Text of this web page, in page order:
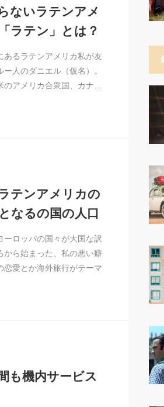
ないラテンアメ
ラテン」とは？
あるラテンアメリカ私が友
人のダニエル（仮名）。
のアメリカ合衆国、カナ…
テンアメリカの
なるの国の人口
ーロッパの国々が大国な訳
から始まった、私の悪い癖
恋愛とか海外旅行がテーマ
も機内サービス